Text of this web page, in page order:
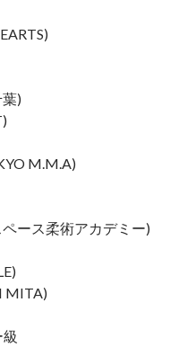
)
M.M.A)
ース柔術アカデミー)
MITA)